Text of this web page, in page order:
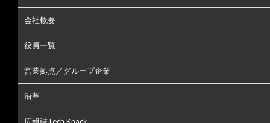
会社概要
役員一覧
営業拠点／グループ企業
沿革